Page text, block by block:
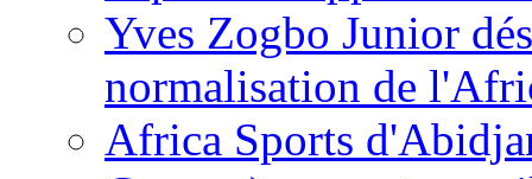
Yves Zogbo Junior
normalisation de
Africa Sports